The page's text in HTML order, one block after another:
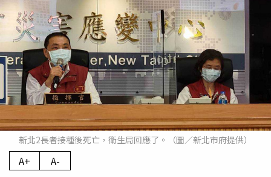
新北2長者接種後死亡，衛生局回應了。（圖／新北市府提供）
A+ A-